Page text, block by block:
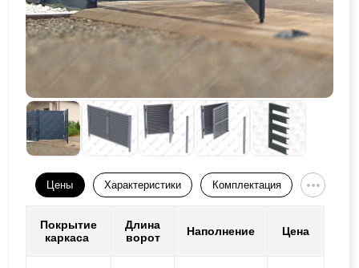
Цены Характеристики Комплектация
Покрытие
каркаса
Длина
ворот
Наполнение Цена